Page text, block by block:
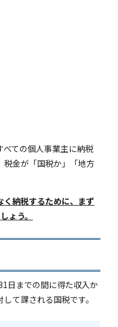
ての個人事業主に納税
税金が「国税か」「地方
納税するために、まず
ょう。
日までの間に得た収入か
て課される国税です。